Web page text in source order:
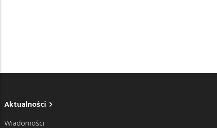
Aktualności
Wiadomości